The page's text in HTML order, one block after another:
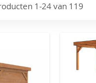
1-24van 119